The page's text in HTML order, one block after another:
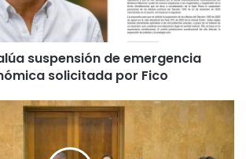
suspensión de emergencia
solicitada por Fico